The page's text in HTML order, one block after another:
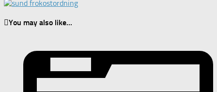
You may also like...